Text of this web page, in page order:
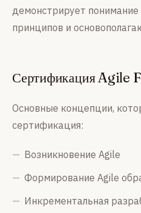
демонстрирует
принципов и
Сертификация Agile
Основные концепции,
сертификация:
Возникновение Agile
Формирование Agile
Инкрементальная